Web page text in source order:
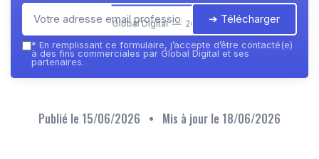
Global Digital — 2026 ➔ Télécharger
* En remplissant ce formulaire, j’accepte d’être contacté(e)
à des fins commerciales par Global Digital et ses
partenaires.
Publié le 15/06/2026 • Mis à jour le 18/06/2026